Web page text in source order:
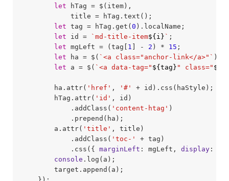
let hTag = $(item),
            title = hTag.text();
let tag = hTag.get( 0 ).localName;
let id = `md-title-item${i} ` ;
let mgLeft = (tag[ 1 ] - 2 ) * 15 ;
let ha = $( `<a class="anchor-link</a>"` );
let a = $( `<a data-tag=" ${tag} " class="
        ha.attr(
'href' , '#'
+ id).css(haStyle);
        hTag.attr(
'id' , id)
            .addClass(
'content-htag' )
            .prepend(ha);
        a.attr(
'title' , title)
            .addClass(
'toc-'
+ tag)
            .css({
marginLeft : mgLeft, display:
console .log(a);
        target.append(a);